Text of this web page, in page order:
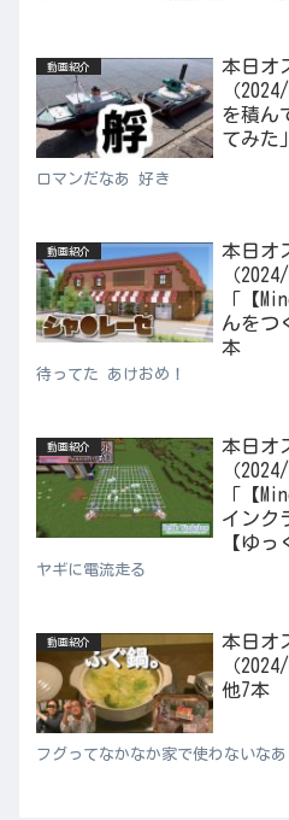
動画紹介
本日オ
（
を積ん
てみた
ロマンだなあ 好き
動画紹介
本日オ
（
「【
んをつ
本
待ってた あけおめ！
動画紹介
本日オ
（
「【
インク
【ゆ
ヤギに電流走る
動画紹介
本日オ
（
他7本
フグってなかなか家で使わないなあ